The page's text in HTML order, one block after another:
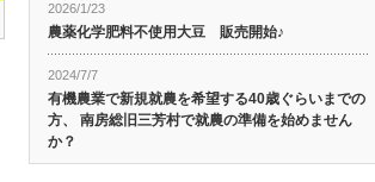
2026/1/23
農薬化学肥料不使用大豆 販売開始♪
2024/7/7
有機農業で新規就農を希望する40歳ぐらいまでの
方、 南房総旧三芳村で就農の準備を始めません
か？